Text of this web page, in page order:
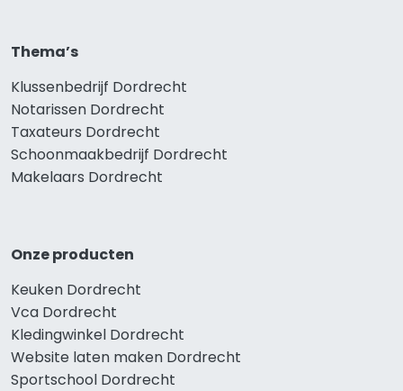
Thema’s
Klussenbedrijf Dordrecht
Notarissen Dordrecht
Taxateurs Dordrecht
Schoonmaakbedrijf Dordrecht
Makelaars Dordrecht
Onze producten
Keuken Dordrecht
Vca Dordrecht
Kledingwinkel Dordrecht
Website laten maken Dordrecht
Sportschool Dordrecht